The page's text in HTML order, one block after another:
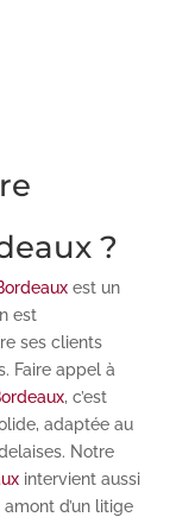
?
est un
est
ses clients
Faire appel à
, c’est
adaptée au
Notre
intervient aussi
d’un litige